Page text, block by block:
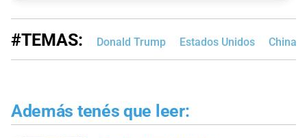
#TEMAS: Donald Trump Estados Unidos China
Además tenés que leer: